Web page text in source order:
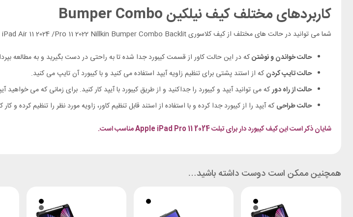
کاربردهای مختلف کیف نیلکین Bumper Combo
شما می توانید در حالت های مختلف از کیف کلاسوری iPad Air 11 2024 /Pro 11 2022 Nillkin Bumper Combo Backlit استفاده کنید.
حالت خواندن و نوشتنکه در این حالت کاور از قسمت کیبورد جدا شده تا به راحتی در دست بگیرید و به مطالعه
حالت تایپ کردن که از استند پشتی برای تنظیم زاویه آیپد استفاده می کنید و با کیبورد آن تایپ می کنید.
حالت از راه دورکه می توانید آیپد و کیبورد را جداکنید و از طریق کیبورد با آیپد کار کنید. برای زمانی که می خواهید
حالت طراحی که آیپد را از کیبورد جدا کرده و با استفاده از استند قابل تنظیم کاور، زاویه مورد نظر را تنظیم کرده و کار
شایان ذکر است این کیف کیبورد دار برای تبلت Apple iPad Pro 11 2024 مناسب است.
همچنین ممکن است دوست داشته باشید…